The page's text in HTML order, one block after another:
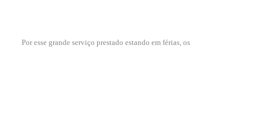
Por esse grande serviço prestado estando em férias, os